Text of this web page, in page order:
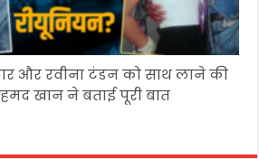
और रवीना टंडन को साथ लाने की
खान ने बताई पूरी बात